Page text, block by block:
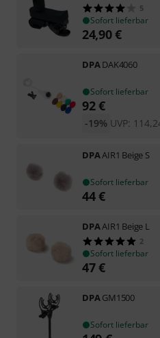
5
Sofort lieferbar
24,90€
DPADAK4060
Sofort lieferbar
92€
UVP:
-19%
DPAAIR1 Beige S
Sofort lieferbar
44€
DPAAIR1 Beige L
2
Sofort lieferbar
47€
DPAGM1500
Sofort lieferbar